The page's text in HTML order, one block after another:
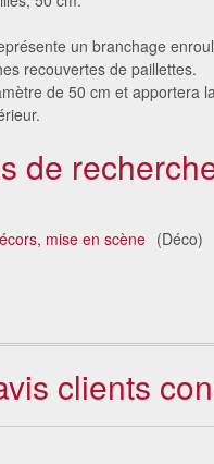
un branchage
recouvertes de paillettes.
de 50 cm et apportera
de
mise en scène (Déco)
blanc
clients